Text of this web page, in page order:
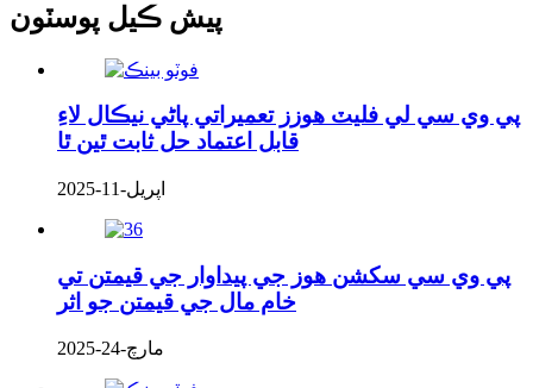
پيش ڪيل پوسٽون
پي وي سي لي فليٽ هوزز تعميراتي پاڻي نيڪال لاءِ
قابل اعتماد حل ثابت ٿين ٿا
اپريل-11-2025
پي وي سي سکشن هوز جي پيداوار جي قيمتن تي
خام مال جي قيمتن جو اثر
مارچ-24-2025